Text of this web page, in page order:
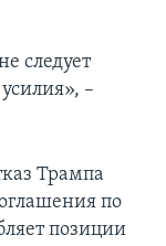
следует
–
Трампа
по
позиции